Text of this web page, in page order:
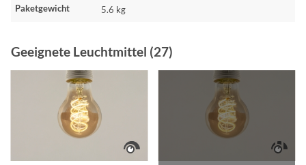
Paketgewicht 5.6 kg
Geeignete Leuchtmittel (27)